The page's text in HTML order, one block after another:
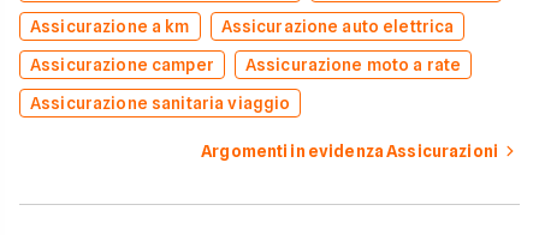
Assicurazione a km
Assicurazione auto elettrica
Assicurazione camper
Assicurazione moto a rate
Assicurazione sanitaria viaggio
Argomenti in evidenza Assicurazioni